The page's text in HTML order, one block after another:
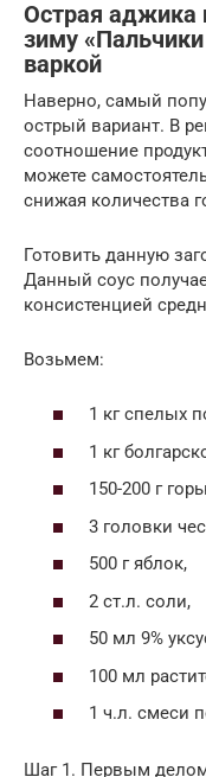
Острая аджика
зиму
варкой
Наверно, самый
острый вариант. В
соотношение
можете
снижая количества
Готовить данную
Данный соус
консистенцией
Возьмем:
1 кг спелых
1 кг
150-200 г
3 головки
500 г яблок,
2 ст.л. соли,
50 мл 9%
100 мл
1 ч.л. смеси
Шаг 1. Первым